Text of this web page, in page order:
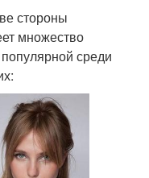
стороны
множество
среди